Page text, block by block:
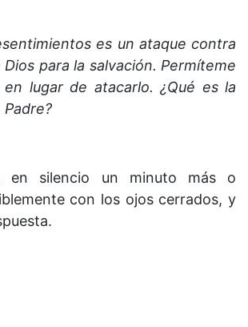
es un ataque contra
para la salvación. Permíteme
en lugar de atacarlo. ¿Qué es la
Padre?
en silencio un minuto más o
con los ojos cerrados, y